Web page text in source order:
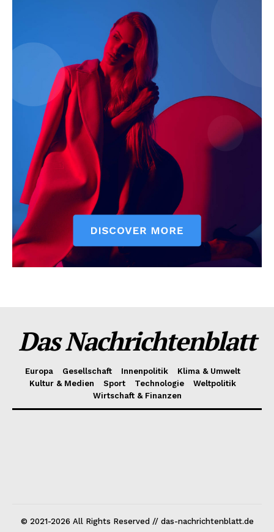
Das Nachrichtenblatt
Europa Gesellschaft Innenpolitik
Klima & Umwelt
Kultur & Medien
Sport Technologie
Weltpolitik
Wirtschaft & Finanzen
© 2021-2026 All Rights Reserved // das-nachrichtenblatt.de